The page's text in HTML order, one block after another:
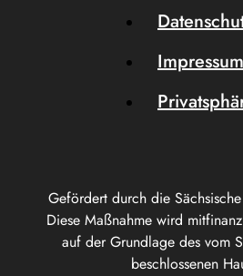
Gefördert durch die
Diese Maßnahme wird
auf der Grundlage des vom
beschlossenen
Impressum